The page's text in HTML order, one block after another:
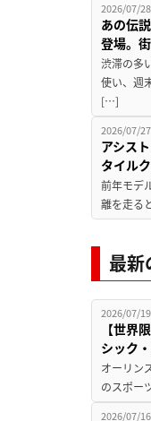
2026/07/28
あの伝
登場。
渋滞の多
使い、週
[…]
2026/07/27
アシス
タイル
前年モデ
離を走る
最
2026/07/19
【世界
シック
オーリン
のスポー
2026/07/16